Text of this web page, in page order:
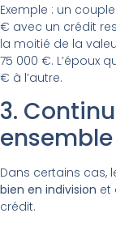
Exemple : un
€ avec un crédit
la moitié de la
75 000 €. L’époux
€ à l’autre.
3.
ensemble
Dans certains cas,
bien en indivision et
crédit.